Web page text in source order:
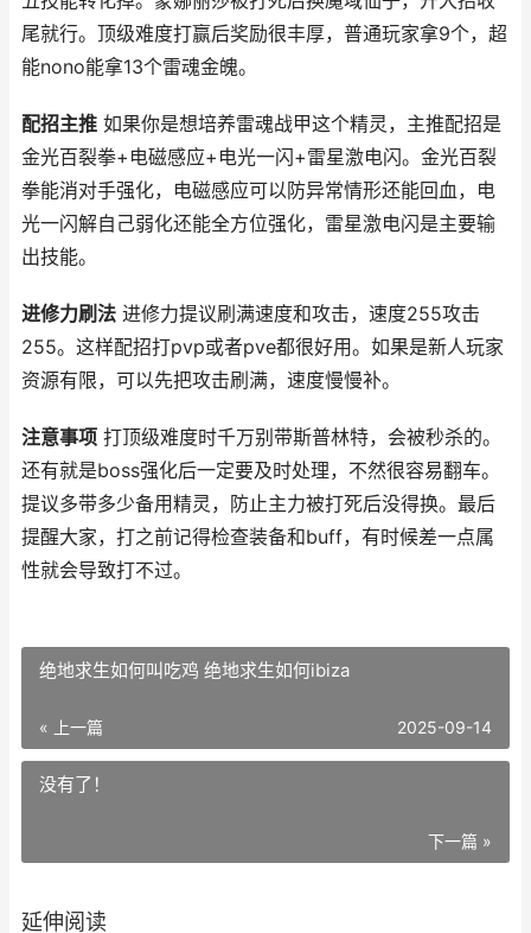
尾就行。顶级难度打赢后奖励很丰厚，普通玩家拿9个，超
能nono能拿13个雷魂金魄。
配招主推 如果你是想培养雷魂战甲这个精灵，主推配招是
金光百裂拳+电磁感应+电光一闪+雷星激电闪。金光百裂
拳能消对手强化，电磁感应可以防异常情形还能回血，电
光一闪解自己弱化还能全方位强化，雷星激电闪是主要输
出技能。
进修力刷法 进修力提议刷满速度和攻击，速度255攻击
255。这样配招打pvp或者pve都很好用。如果是新人玩家
资源有限，可以先把攻击刷满，速度慢慢补。
注意事项 打顶级难度时千万别带斯普林特，会被秒杀的。
还有就是boss强化后一定要及时处理，不然很容易翻车。
提议多带多少备用精灵，防止主力被打死后没得换。最后
提醒大家，打之前记得检查装备和buff，有时候差一点属
性就会导致打不过。
绝地求生如何叫吃鸡 绝地求生如何ibiza
« 上一篇 2025-09-14
没有了！
下一篇 »
延伸阅读